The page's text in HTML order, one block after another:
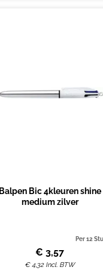
Balpen Bic 4kleuren shine
medium zilver
Per 12
€ 3,57
€4,32 Incl. BTW